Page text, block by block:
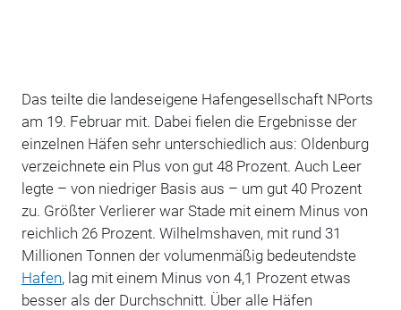
Das teilte die landeseigene Hafengesellschaft NPorts
am 19. Februar mit. Dabei fielen die Ergebnisse der
einzelnen Häfen sehr unterschiedlich aus: Oldenburg
verzeichnete ein Plus von gut 48 Prozent. Auch Leer
legte – von niedriger Basis aus – um gut 40 Prozent
zu. Größter Verlierer war Stade mit einem Minus von
reichlich 26 Prozent. Wilhelmshaven, mit rund 31
Millionen Tonnen der volumenmäßig bedeutendste
Hafen, lag mit einem Minus von 4,1 Prozent etwas
besser als der Durchschnitt. Über alle Häfen